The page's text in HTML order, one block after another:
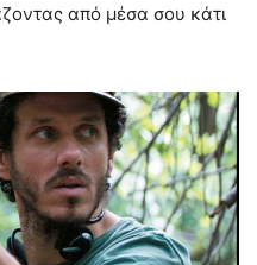
από μέσα σου κάτι